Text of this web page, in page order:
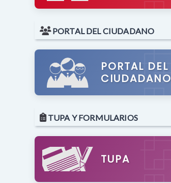
PORTAL DEL CIUDADANO
PORTAL DEL
CIUDADANO
TUPA Y FORMULARIOS
TUPA